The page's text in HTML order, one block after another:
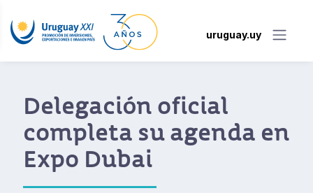
uruguay.uy
Delegación oficial
completa su agenda en
Expo Dubai